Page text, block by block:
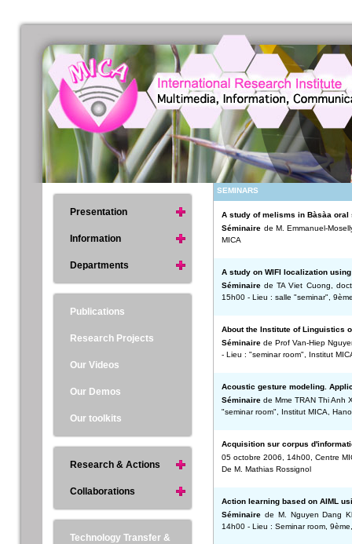
SEMINARS
A study of melisms in Bàsàa
Séminaire de M. Emmanuel-
MICA
A study on WIFI localization
Séminaire de TA Viet Cuong,
15h00 - Lieu : salle "seminar",
About the Institute of Linguistics
Séminaire de Prof Van-Hiep
- Lieu : "seminar room", Institut
Acoustic gesture modeling.
Séminaire de Mme TRAN Thi Anh
"seminar room", Institut MICA,
Acquisition sur corpus
05 octobre 2006, 14h00, Centre
De M. Mathias Rossignol
Action learning based on AIML
Séminaire de M. Nguyen Dang
14h00 - Lieu : Seminar room,
Presentation
Information
Departments
Publications
Research Projects
Our Videos
Our Demos
Our toolkits
Research & Actions
Collaborations
Technology Transfer &